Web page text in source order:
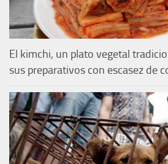
El kimchi, un plato vegetal
sus preparativos con escasez de